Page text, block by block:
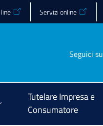
Servizi online
Seguici su
Tutelare Impresa e
Consumatore